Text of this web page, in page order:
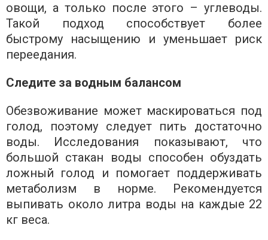
овощи, а только после этого – углеводы.
Такой подход способствует более
быстрому насыщению и уменьшает риск
переедания.
Следите за водным балансом
Обезвоживание может маскироваться под
голод, поэтому следует пить достаточно
воды. Исследования показывают, что
большой стакан воды способен обуздать
ложный голод и помогает поддерживать
метаболизм в норме. Рекомендуется
выпивать около литра воды на каждые 22
кг веса.